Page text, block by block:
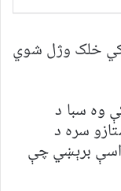
خلک وژل شوي
وه سبا د
سره د
برېښي چې